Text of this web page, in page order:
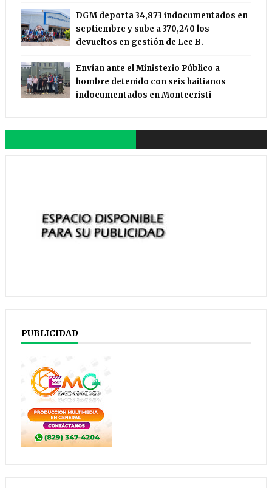
DGM deporta 34,873 indocumentados en
septiembre y sube a 370,240 los
devueltos en gestión de Lee B.
Envían ante el Ministerio Público a
hombre detenido con seis haitianos
indocumentados en Montecristi
PUBLICIDAD